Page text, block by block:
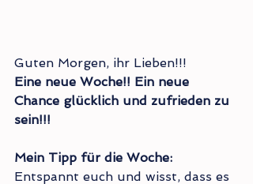
Guten Morgen, ihr Lieben!!!
Eine neue Woche!! Ein neue
Chance glücklich und zufrieden zu
sein!!!
Mein Tipp für die Woche:
Entspannt euch und wisst, dass es